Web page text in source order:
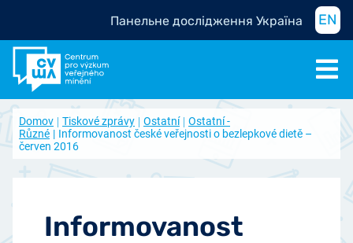
Панельне дослідження Україна EN
Domov Tiskové zprávy Ostatní
Ostatní -
Různé
Informovanost české veřejnosti o bezlepkové dietě –
červen 2016
Informovanost